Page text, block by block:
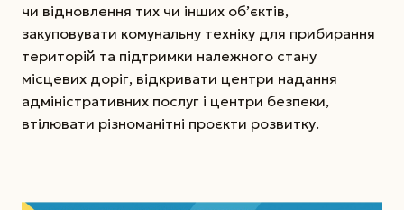
чи відновлення тих чи інших об’єктів,
закуповувати комунальну техніку для прибирання
територій та підтримки належного стану
місцевих доріг, відкривати центри надання
адміністративних послуг і центри безпеки,
втілювати різноманітні проєкти розвитку.